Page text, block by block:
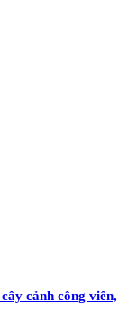
cảnh công viên,